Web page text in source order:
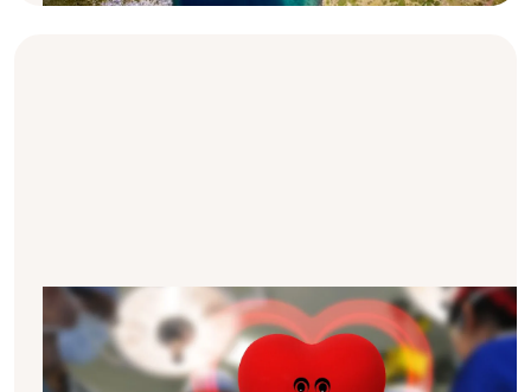
Processo di donazione di organi e
vita dopo il trapianto
Ti sei mai chiesto come funziona un